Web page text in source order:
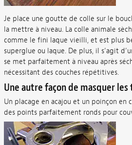
Je place une goutte de colle sur le
la mettre à niveau. La colle animale
comme le fini laque vieilli, et est plus
superglue ou laque. De plus, il s’agit
se met parfaitement à niveau après
nécessitant des couches répétitives.
Une autre façon de masquer les
Un placage en acajou et un poinçon en
des points parfaitement ronds pour